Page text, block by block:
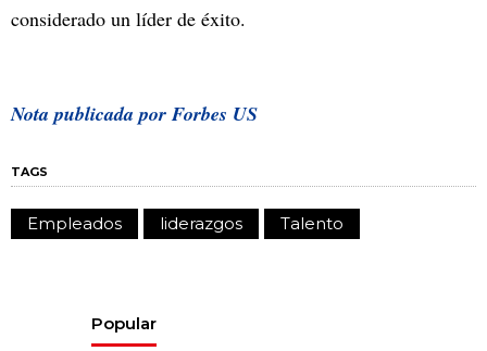
considerado un líder de éxito.
Nota publicada por Forbes US
TAGS
Empleados liderazgos Talento
Popular